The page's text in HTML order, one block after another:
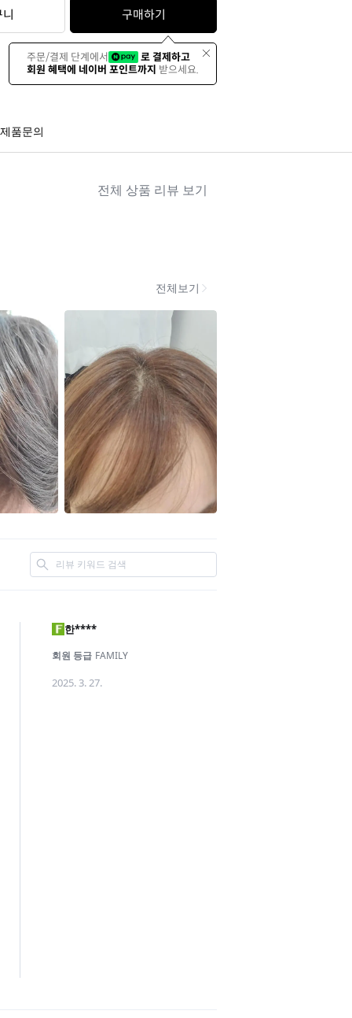
구매하기
주문/결제 단계에서
로 결제하고
회원 혜택에 네이버 포인트까지 받으세요.
제품문의